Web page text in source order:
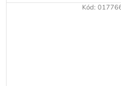
Kód: